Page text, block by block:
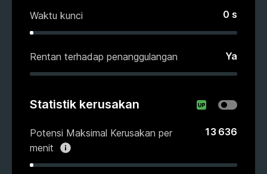
Waktu kunci 0 s
Rentan terhadap penanggulangan Ya
Statistik kerusakan
Potensi Maksimal Kerusakan per
menit
13 636